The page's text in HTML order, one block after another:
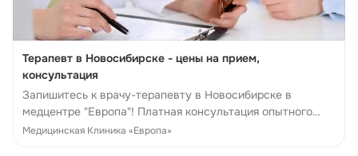
Терапевт в Новосибирске - цены на прием,
консультация
Запишитесь к врачу-терапевту в Новосибирске в
медцентре "Европа"! Платная консультация опытного
врача со стажем
Медицинская Клиника «Европа»